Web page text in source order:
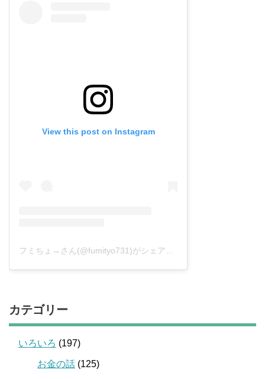
View this post on Instagram
カテゴリー
いろいろ (197)
お金の話 (125)